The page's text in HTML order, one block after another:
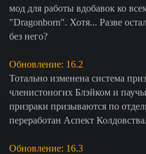
мод для работы вдобавок ко
"Dragonborn". Хотя... Разве
без него?
Обновление: 16.2
Тотально изменена система
членистоногих Блэйком и
призраки призываются по
переработан Аспект Колдовства.
Обновление: 16.3